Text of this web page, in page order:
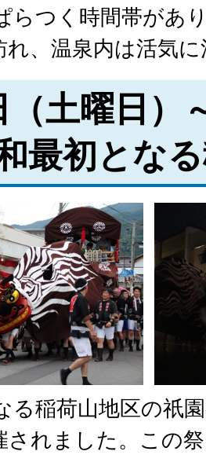
らつく時間帯があ
れ、温泉内は活気
土曜日）
最初とな
る稲荷山地区の祇
されました。この